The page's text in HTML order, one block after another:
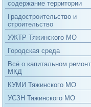
содержание территории
Градостроительство и
строительство
УЖТР Тяжинского МО
Городская среда
Всё о капитальном
МКД
КУМИ Тяжинского МО
УСЗН Тяжинского МО